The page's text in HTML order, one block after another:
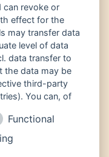
can revoke or
effect for the
may transfer data
level of data
data transfer to
the data may be
third-party
You can, of
Functional